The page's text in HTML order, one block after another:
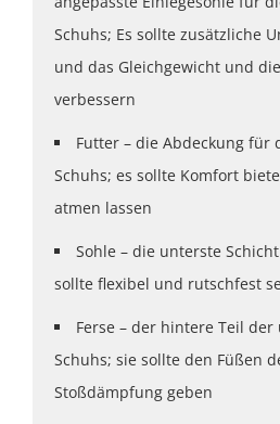
Schuhs; Es sollte zusätzliche
und das Gleichgewicht und
verbessern
Futter – die Abdeckung für
Schuhs; es sollte Komfort
atmen lassen
Sohle – die unterste
sollte flexibel und rutschfest
Ferse – der hintere Teil
Schuhs; sie sollte den Füßen
Stoßdämpfung geben